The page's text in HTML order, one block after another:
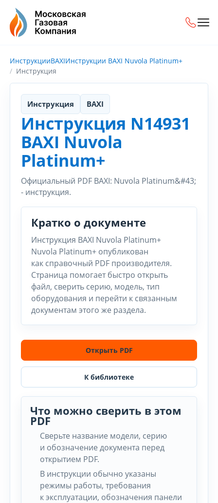
ИнструкцииBAXIИнструкции BAXI Nuvola Platinum+
Инструкция
Инструкция BAXI
Инструкция N14931
BAXI Nuvola
Platinum+
Официальный PDF BAXI: Nuvola Platinum&#43;
- инструкция.
Кратко о документе
Инструкция BAXI Nuvola Platinum+
Nuvola Platinum+ опубликован
как справочный PDF производителя.
Страница помогает быстро открыть
файл, сверить серию, модель, тип
оборудования и перейти к связанным
документам этого же раздела.
Открыть PDF
К библиотеке
Что можно сверить в этом
PDF
Сверьте название модели, серию
и обозначение документа перед
открытием PDF.
В инструкции обычно указаны
режимы работы, требования
к эксплуатации, обозначения панели